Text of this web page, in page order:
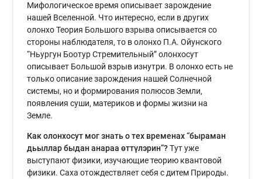
Мифологическое время описывает зарождение
нашей Вселенной. Что интересно, если в других
олонхо Теория Большого взрыва описывается со
стороны наблюдателя, то в олонхо П.А. Ойунского
“Ньургун Боотур Стремительный” олонхосут
описывает Большой взрыв изнутри. В олонхо есть не
только описание зарождения нашей Солнечной
системы, но и формирования полюсов Земли,
появления суши, материков и формы жизни на
Земле.
Как олонхосут мог знать о тех временах “быраман
дьыллар быдан анараа өттүлэрин”?Тут уже
выступают физики, изучающие теорию квантовой
физики. Саха отождествляет себя с дитем Природы.